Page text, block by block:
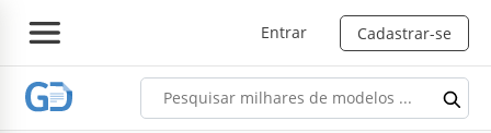
Entrar Cadastrar-se